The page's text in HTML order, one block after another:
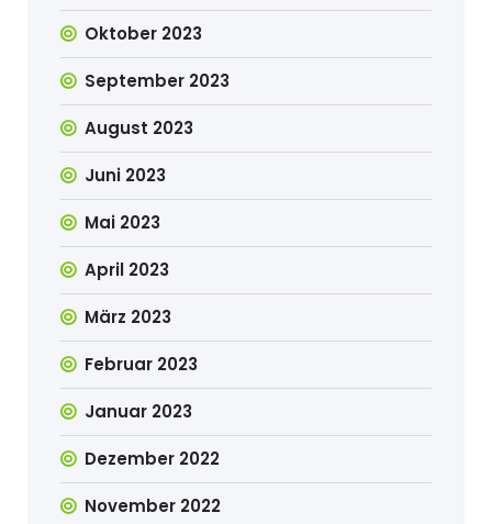
Oktober 2023
September 2023
August 2023
Juni 2023
Mai 2023
April 2023
März 2023
Februar 2023
Januar 2023
Dezember 2022
November 2022